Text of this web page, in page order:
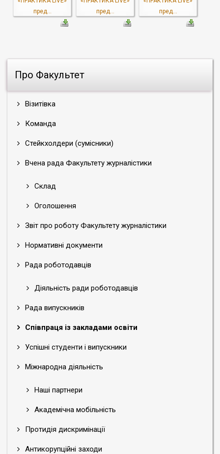
Про Факультет
Візитівка
Команда
Стейкхолдери (сумісники)
Вчена рада Факультету журналістики
Склад
Оголошення
Звіт про роботу Факультету журналістики
Нормативні документи
Рада роботодавців
Діяльність ради роботодавців
Рада випускників
Співпраця із закладами освіти
Успішні студенти і випускники
Міжнародна діяльність
Наші партнери
Академічна мобільність
Протидія дискримінації
Антикорупційні заходи
пред...
пред...
пред...